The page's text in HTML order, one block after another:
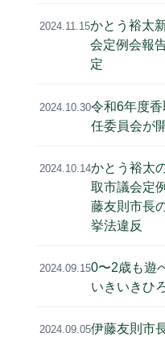
2024.11.15かとう裕太
会定例会報
定
2024.10.30令和6年度
任委員会が
2024.10.14かとう裕太
取市議会定
藤友則市長
挙法違反
2024.09.150〜2歳も遊
いきいきひ
2024.09.05伊藤友則市